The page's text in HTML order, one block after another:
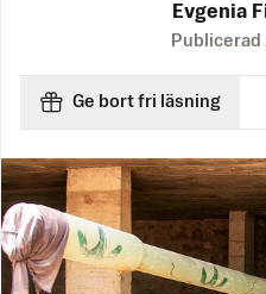
Evgenia
Publicerad
Ge bort fri läsning